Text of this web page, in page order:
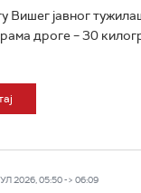
Вишег јавног
дроге – 30
2026, 05:50 -> 06:09